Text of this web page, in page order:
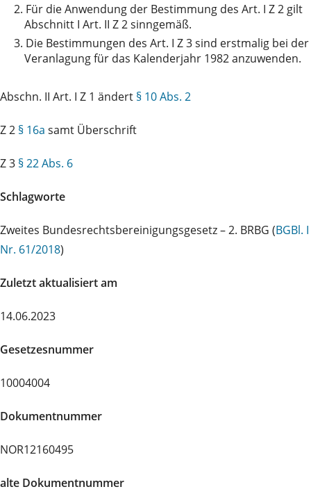
2. Für die Anwendung der Bestimmung des Art. I Z 2 gilt
Abschnitt I Art. II Z 2 sinngemäß.
3. Die Bestimmungen des Art. I Z 3 sind erstmalig bei der
Veranlagung für das Kalenderjahr 1982 anzuwenden.
Abschn. II Art. I Z 1 ändert § 10 Abs. 2
Z 2 § 16a samt Überschrift
Z 3 § 22 Abs. 6
Schlagworte
Zweites Bundesrechtsbereinigungsgesetz – 2. BRBG (BGBl. I
Nr. 61/2018)
Zuletzt aktualisiert am
14.06.2023
Gesetzesnummer
10004004
Dokumentnummer
NOR12160495
alte Dokumentnummer